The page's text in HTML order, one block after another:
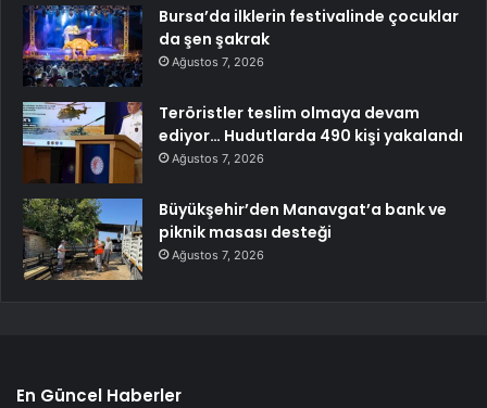
Bursa’da ilklerin festivalinde çocuklar
da şen şakrak
Ağustos 7, 2026
Teröristler teslim olmaya devam
ediyor… Hudutlarda 490 kişi yakalandı
Ağustos 7, 2026
Büyükşehir’den Manavgat’a bank ve
piknik masası desteği
Ağustos 7, 2026
En Güncel Haberler